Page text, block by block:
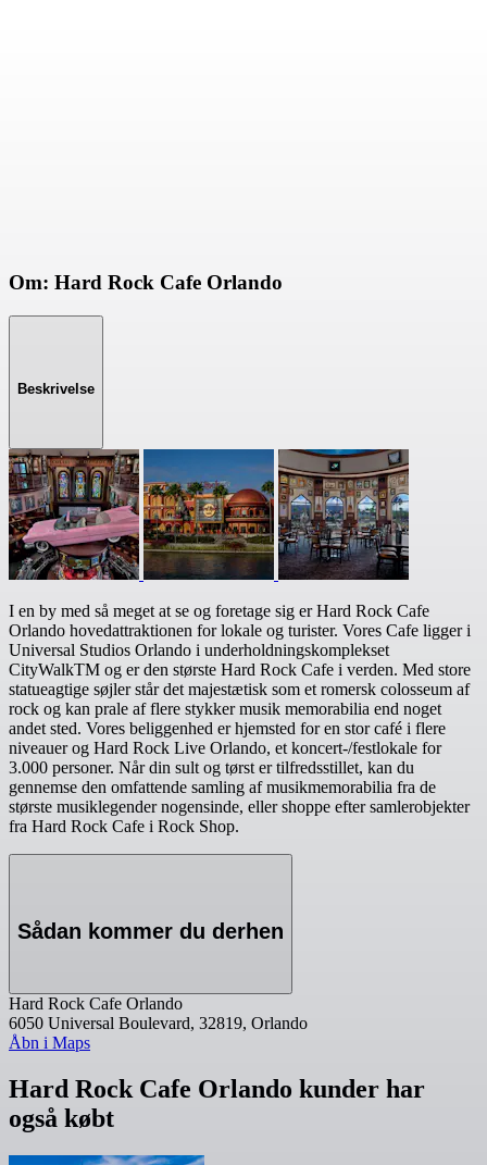
Om: Hard Rock Cafe Orlando
Beskrivelse
I en by med så meget at se og foretage sig er Hard Rock Cafe
Orlando hovedattraktionen for lokale og turister. Vores Cafe ligger i
Universal Studios Orlando i underholdningskomplekset
CityWalkTM og er den største Hard Rock Cafe i verden. Med store
statueagtige søjler står det majestætisk som et romersk colosseum af
rock og kan prale af flere stykker musik memorabilia end noget
andet sted. Vores beliggenhed er hjemsted for en stor café i flere
niveauer og Hard Rock Live Orlando, et koncert-/festlokale for
3.000 personer. Når din sult og tørst er tilfredsstillet, kan du
gennemse den omfattende samling af musikmemorabilia fra de
største musiklegender nogensinde, eller shoppe efter samlerobjekter
fra Hard Rock Cafe i Rock Shop.
Sådan kommer du derhen
Hard Rock Cafe Orlando
6050 Universal Boulevard, 32819, Orlando
Åbn i Maps
Hard Rock Cafe Orlando kunder har
også købt